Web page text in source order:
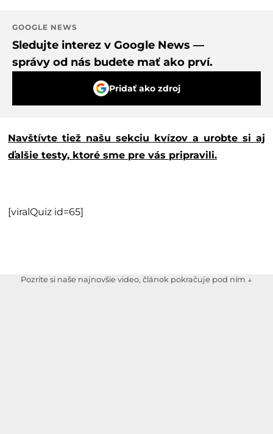
GOOGLE NEWS
Sledujte interez v Google News —
správy od nás budete mať ako prví.
Pridať ako zdroj
Navštívte tiež našu sekciu kvízov a urobte si aj
ďalšie testy, ktoré sme pre vás pripravili.
[viralQuiz id=65]
Pozrite si naše najnovšie video, článok pokračuje pod ním ↓